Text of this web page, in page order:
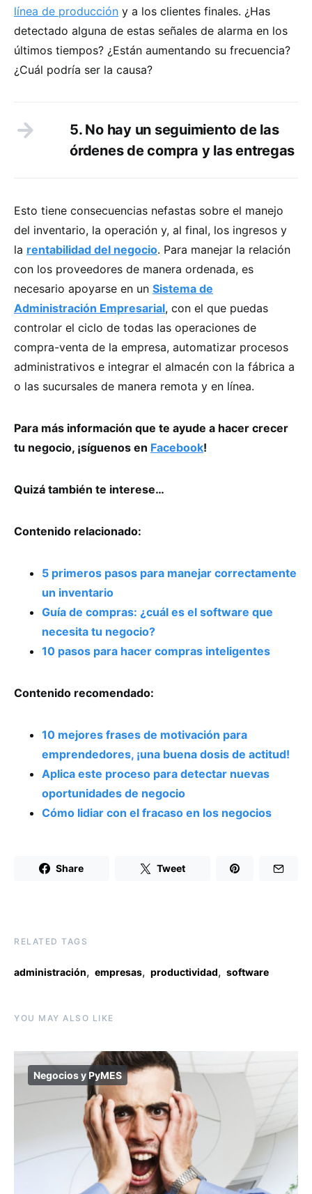
línea de producción y a los clientes finales. ¿Has
detectado alguna de estas señales de alarma en los
últimos tiempos? ¿Están aumentando su frecuencia?
¿Cuál podría ser la causa?
5. No hay un seguimiento de las
órdenes de compra y las entregas
Esto tiene consecuencias nefastas sobre el manejo
del inventario, la operación y, al final, los ingresos y
la rentabilidad del negocio. Para manejar la relación
con los proveedores de manera ordenada, es
necesario apoyarse en un Sistema de
Administración Empresarial, con el que puedas
controlar el ciclo de todas las operaciones de
compra-venta de la empresa, automatizar procesos
administrativos e integrar el almacén con la fábrica a
o las sucursales de manera remota y en línea.
Para más información que te ayude a hacer crecer
tu negocio, ¡síguenos en Facebook!
Quizá también te interese…
Contenido relacionado:
5 primeros pasos para manejar correctamente
un inventario
Guía de compras: ¿cuál es el software que
necesita tu negocio?
10 pasos para hacer compras inteligentes
Contenido recomendado:
10 mejores frases de motivación para
emprendedores, ¡una buena dosis de actitud!
Aplica este proceso para detectar nuevas
oportunidades de negocio
Cómo lidiar con el fracaso en los negocios
Share Tweet
RELATED TAGS
administración, empresas, productividad, software
YOU MAY ALSO LIKE
Negocios y PyMES